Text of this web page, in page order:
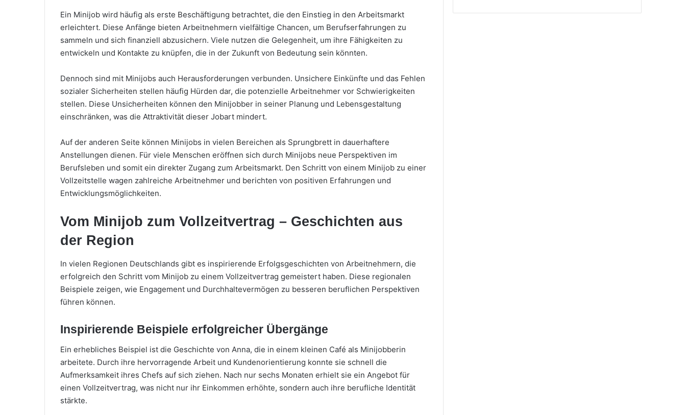
Ein Minijob wird häufig als erste Beschäftigung betrachtet, die den Einstieg in den Arbeitsmarkt
erleichtert. Diese Anfänge bieten Arbeitnehmern vielfältige Chancen, um Berufserfahrungen zu
sammeln und sich finanziell abzusichern. Viele nutzen die Gelegenheit, um ihre Fähigkeiten zu
entwickeln und Kontakte zu knüpfen, die in der Zukunft von Bedeutung sein könnten.
Dennoch sind mit Minijobs auch Herausforderungen verbunden. Unsichere Einkünfte und das Fehlen
sozialer Sicherheiten stellen häufig Hürden dar, die potenzielle Arbeitnehmer vor Schwierigkeiten
stellen. Diese Unsicherheiten können den Minijobber in seiner Planung und Lebensgestaltung
einschränken, was die Attraktivität dieser Jobart mindert.
Auf der anderen Seite können Minijobs in vielen Bereichen als Sprungbrett in dauerhaftere
Anstellungen dienen. Für viele Menschen eröffnen sich durch Minijobs neue Perspektiven im
Berufsleben und somit ein direkter Zugang zum Arbeitsmarkt. Den Schritt von einem Minijob zu einer
Vollzeitstelle wagen zahlreiche Arbeitnehmer und berichten von positiven Erfahrungen und
Entwicklungsmöglichkeiten.
Vom Minijob zum Vollzeitvertrag – Geschichten aus
der Region
In vielen Regionen Deutschlands gibt es inspirierende Erfolgsgeschichten von Arbeitnehmern, die
erfolgreich den Schritt vom Minijob zu einem Vollzeitvertrag gemeistert haben. Diese regionalen
Beispiele zeigen, wie Engagement und Durchhaltevermögen zu besseren beruflichen Perspektiven
führen können.
Inspirierende Beispiele erfolgreicher Übergänge
Ein erhebliches Beispiel ist die Geschichte von Anna, die in einem kleinen Café als Minijobberin
arbeitete. Durch ihre hervorragende Arbeit und Kundenorientierung konnte sie schnell die
Aufmerksamkeit ihres Chefs auf sich ziehen. Nach nur sechs Monaten erhielt sie ein Angebot für
einen Vollzeitvertrag, was nicht nur ihr Einkommen erhöhte, sondern auch ihre berufliche Identität
stärkte.